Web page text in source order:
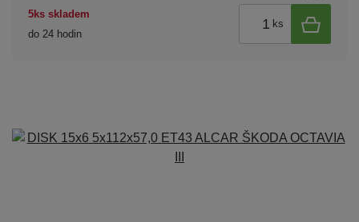
5ks skladem
do 24 hodin
ks